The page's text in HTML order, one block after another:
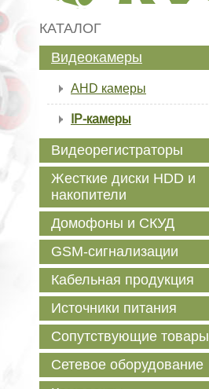
КАТАЛОГ
Видеокамеры
AHD камеры
IP-камеры
Видеорегистраторы
Жесткие диски HDD и
накопители
Домофоны и СКУД
GSM-сигнализации
Кабельная продукция
Источники питания
Сопутствующие товары
Сетевое оборудование